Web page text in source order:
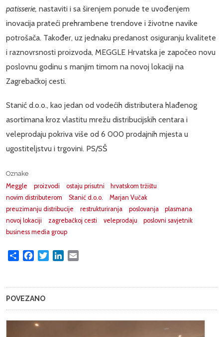
patisserie, nastaviti i sa širenjem ponude te uvođenjem
inovacija prateći prehrambene trendove i životne navike
potrošača. Također, uz jednaku predanost osiguranju kvalitete
i raznovrsnosti proizvoda, MEGGLE Hrvatska je započeo novu
poslovnu godinu s manjim timom na novoj lokaciji na
Zagrebačkoj cesti.
Stanić d.o.o., kao jedan od vodećih distributera hlađenog
asortimana kroz vlastitu mrežu distribucijskih centara i
veleprodaju pokriva više od 6 000 prodajnih mjesta u
ugostiteljstvu i trgovini. PS/SŠ
Oznake
Meggle
proizvodi ostaju prisutni
hrvatskom tržištu
novim distributerom
Stanić d.o.o.
Marjan Vučak
preuzimanju distribucije
restrukturiranja poslovanja
plasmana
novoj lokaciji
zagrebačkoj cesti veleprodaju
poslovni savjetnik
business media group
Share FacebookTwitterLinkedIn
POVEZANO